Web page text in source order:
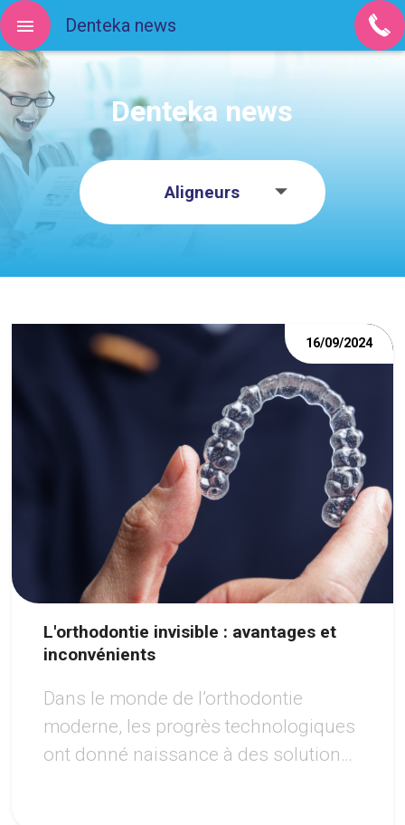
Denteka news
Aligneurs
L'orthodontie invisible : avantages et
inconvénients
16/09/2024
Dans le monde de l’orthodontie
moderne, les progrès technologiques
ont donné naissance à des solutions
Denteka news